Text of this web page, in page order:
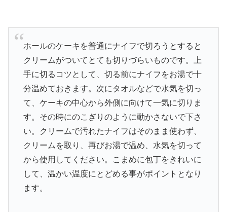
ホールのケーキを普通にナイフで切ろうとすると
クリームがついてとても切りづらいものです。上
手に切るコツとして、切る前にナイフをお湯で十
分温めておきます。次にタオルなどで水気を切っ
て、ケーキの中心から外側に向けて一気に切りま
す。その時にのこぎりのように動かさないで下さ
い。クリームで汚れたナイフはそのまま使わず、
クリームを取り、再びお湯で温め、水気を切って
から使用してください。こまめに包丁をきれいに
して、温かい温度にとどめる事がポイントとなり
ます。